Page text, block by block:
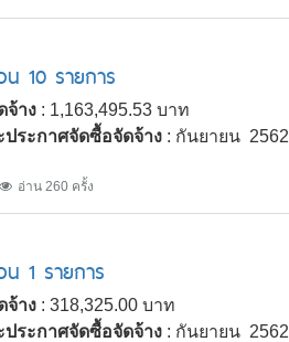
10 รายการ
จ้าง : 1,163,495.53 บาท
ประกาศจัดซื้อจัดจ้าง : กันยายน 2562
อ่าน 260 ครั้ง
1 รายการ
จ้าง : 318,325.00 บาท
ประกาศจัดซื้อจัดจ้าง : กันยายน 2562